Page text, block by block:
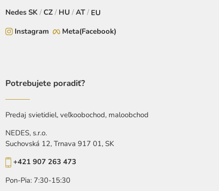
NedesSK / CZ / HU / AT / EU
Instagram
Meta(Facebook)
Potrebujete poradiť?
Predaj svietidiel, veľkoobochod, maloobchod
NEDES, s.r.o.
Suchovská 12, Trnava 917 01, SK
+421 907 263 473
Pon-Pia: 7:30-15:30